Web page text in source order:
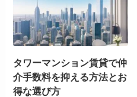
タワーマンション賃貸で仲
介手数料を抑える方法とお
得な選び方